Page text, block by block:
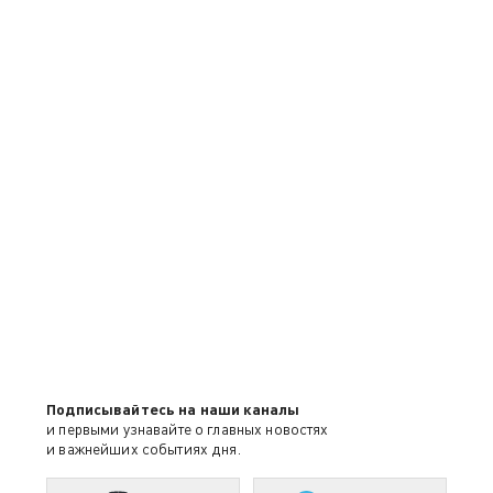
Подписывайтесь на наши каналы
и первыми узнавайте о главных новостях
и важнейших событиях дня.